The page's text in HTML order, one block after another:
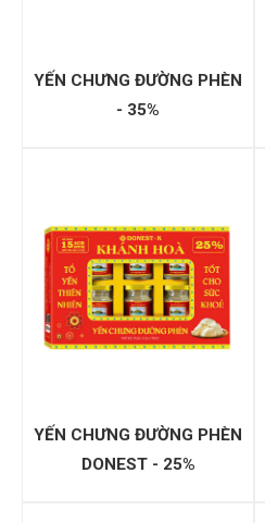
YẾN CHƯNG ĐƯỜNG PHÈN
- 35%
YẾN CHƯNG ĐƯỜNG PHÈN
DONEST - 25%